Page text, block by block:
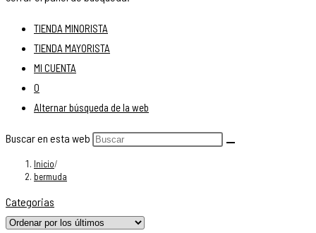
TIENDA MINORISTA
TIENDA MAYORISTA
MI CUENTA
0
Alternar búsqueda de la web
Buscar en esta web
Inicio/
bermuda
Categorias